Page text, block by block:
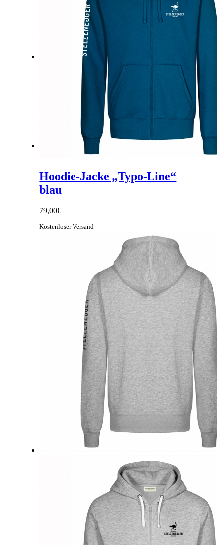
Link zu Facebook
Link zu Instagram
Hoodie-Jacke „Typo-Line“
blau
79,00€
Kostenloser Versand